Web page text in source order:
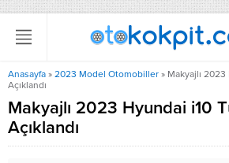
Anasayfa » 2023 Model Otomobiller » Makyajlı
Açıklandı
Makyajlı 2023 Hyundai i10
Açıklandı